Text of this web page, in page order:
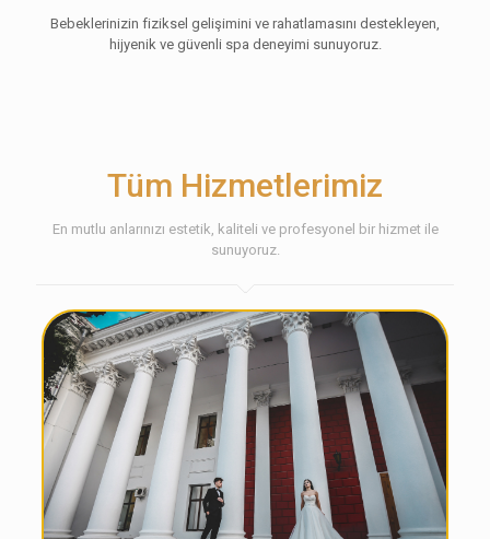
Bebeklerinizin fiziksel gelişimini ve rahatlamasını destekleyen,
hijyenik ve güvenli spa deneyimi sunuyoruz.
Tüm Hizmetlerimiz
En mutlu anlarınızı estetik, kaliteli ve profesyonel bir hizmet ile
sunuyoruz.